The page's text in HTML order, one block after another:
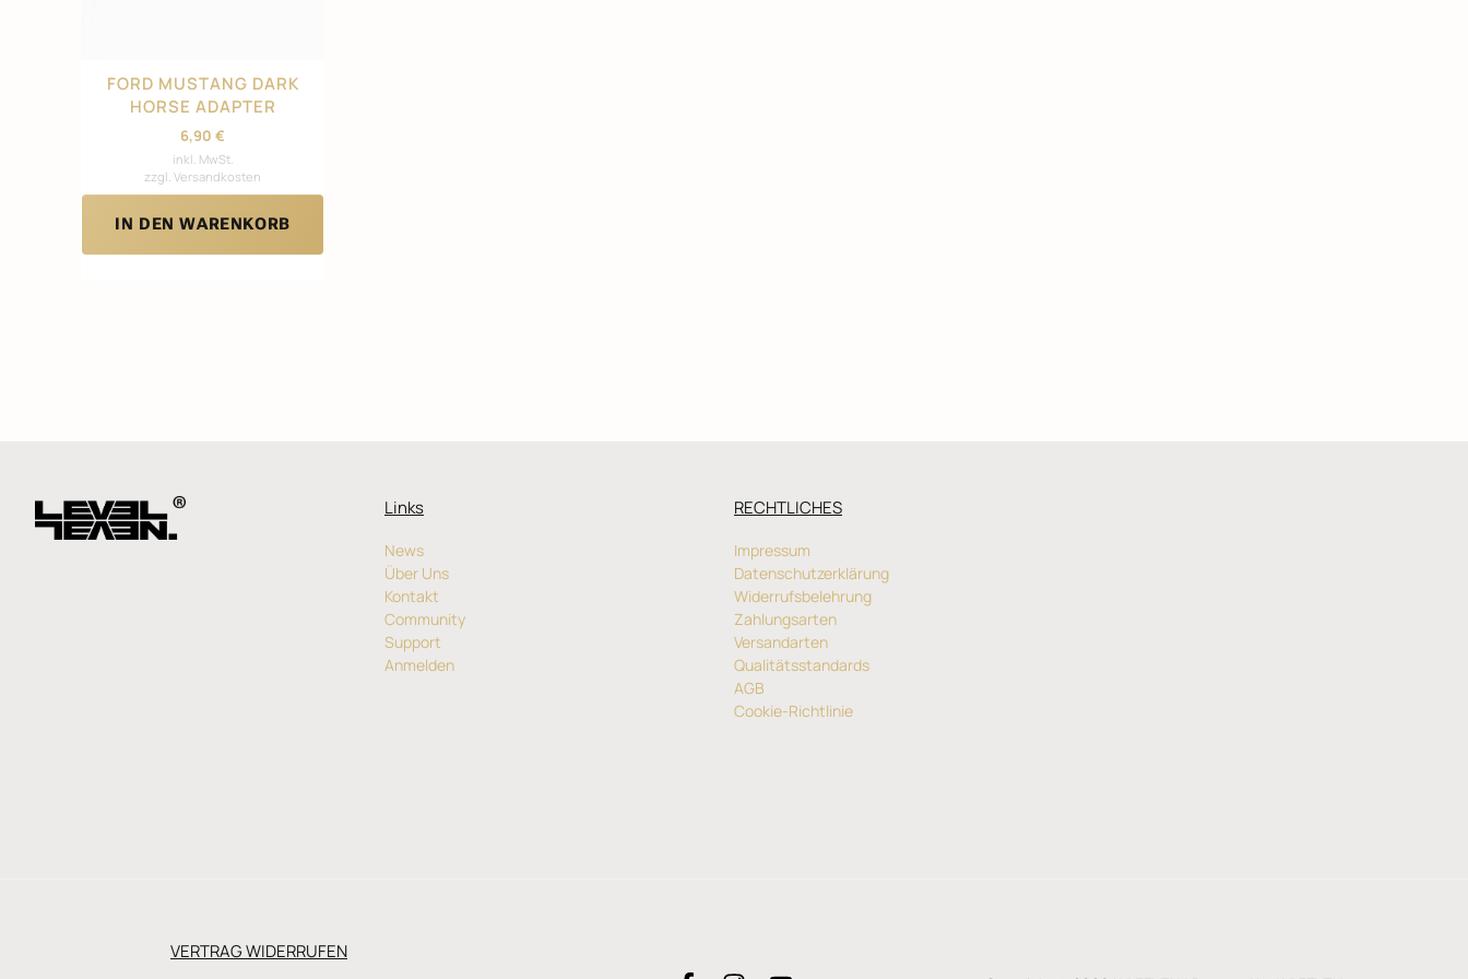
FORD MUSTANG DARK
HORSE ADAPTER
6,90€
inkl. MwSt.
zzgl. Versandkosten
IN DEN WARENKORB
Links
News
Über Uns
Kontakt
Community
Support
Anmelden
RECHTLICHES
Impressum
Datenschutzerklärung
Widerrufsbelehrung
Zahlungsarten
Versandarten
Qualitätsstandards
AGB
Cookie-Richtlinie
VERTRAG WIDERRUFEN